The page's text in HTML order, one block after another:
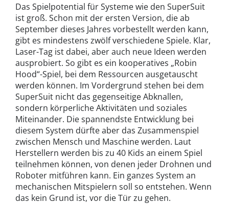
Das Spielpotential für Systeme wie den SuperSuit
ist groß. Schon mit der ersten Version, die ab
September dieses Jahres vorbestellt werden kann,
gibt es mindestens zwölf verschiedene Spiele. Klar,
Laser-Tag ist dabei, aber auch neue Ideen werden
ausprobiert. So gibt es ein kooperatives „Robin
Hood“-Spiel, bei dem Ressourcen ausgetauscht
werden können. Im Vordergrund stehen bei dem
SuperSuit nicht das gegenseitige Abknallen,
sondern körperliche Aktivitäten und soziales
Miteinander. Die spannendste Entwicklung bei
diesem System dürfte aber das Zusammenspiel
zwischen Mensch und Maschine werden. Laut
Herstellern werden bis zu 40 Kids an einem Spiel
teilnehmen können, von denen jeder Drohnen und
Roboter mitführen kann. Ein ganzes System an
mechanischen Mitspielern soll so entstehen. Wenn
das kein Grund ist, vor die Tür zu gehen.